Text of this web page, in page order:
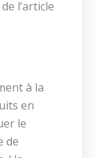
l’article
à la
en
le
de